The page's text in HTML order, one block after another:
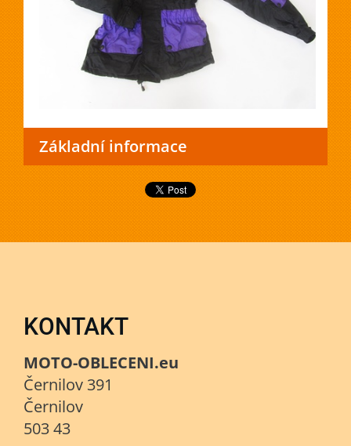
Základní informace
KONTAKT
MOTO-OBLECENI.eu
Černilov 391
Černilov
503 43